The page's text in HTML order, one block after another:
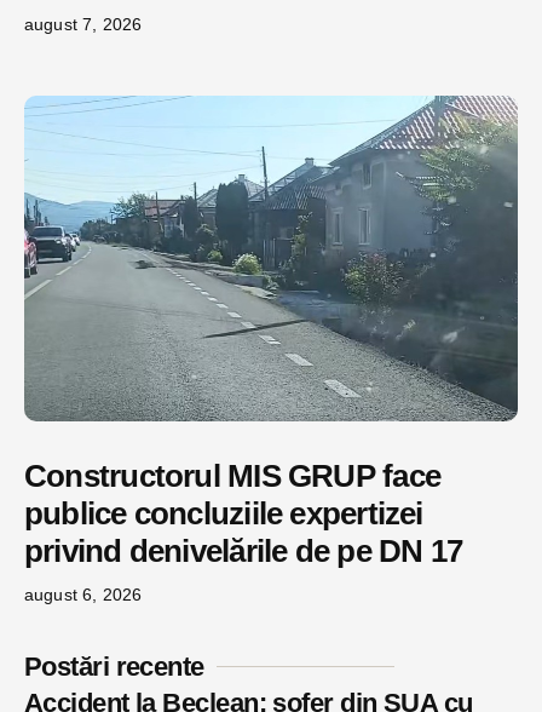
august 7, 2026
Constructorul MIS GRUP face
publice concluziile expertizei
privind denivelările de pe DN 17
august 6, 2026
Postări recente
Accident la Beclean: șofer din SUA cu